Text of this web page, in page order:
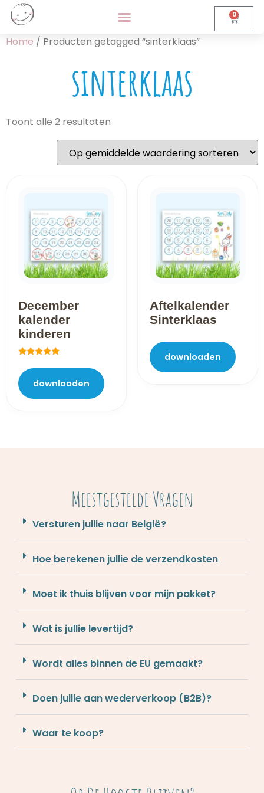
0
Home / Producten getagged “sinterklaas”
sinterklaas
Toont alle 2 resultaten
December
kalender
kinderen
5.00
uit 5 downloaden
Aftelkalender
Sinterklaas
downloaden
Meestgestelde Vragen
Versturen jullie naar België?
Hoe berekenen jullie de verzendkosten
Moet ik thuis blijven voor mijn pakket?
Wat is jullie levertijd?
Wordt alles binnen de EU gemaakt?
Doen jullie aan wederverkoop (B2B)?
Waar te koop?